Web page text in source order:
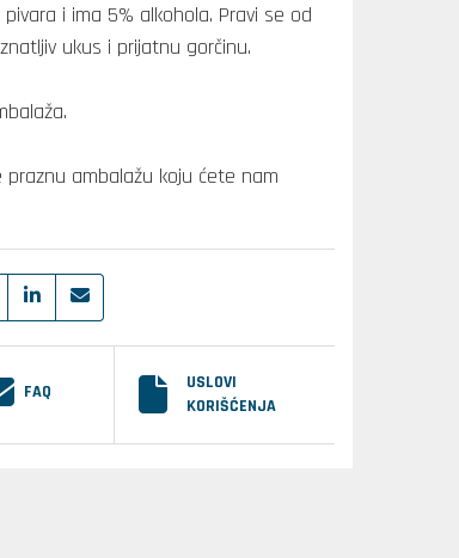
i ima 5% alkohola. Pravi se od
ukus i prijatnu gorčinu.
ambalažu koju ćete nam
FAQ
USLOVI
KORIŠĆENJA